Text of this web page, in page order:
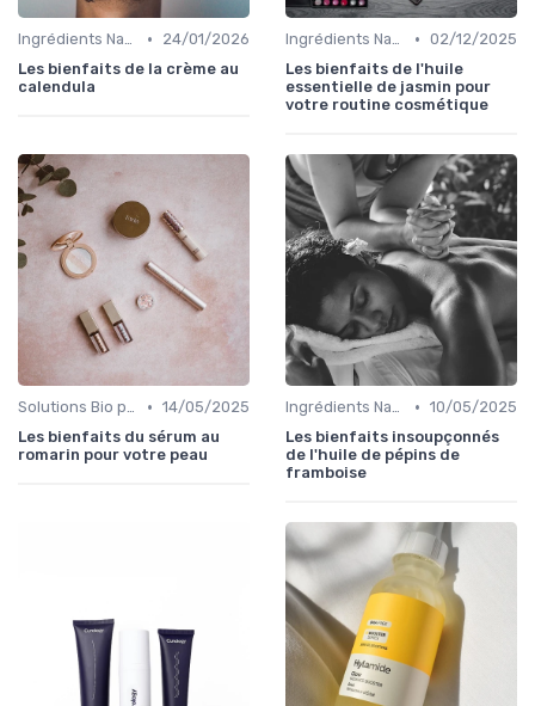
Ingrédients Naturels et Leurs Propriétés •
24/01/2026
Les bienfaits de la crème au
calendula
Ingrédients Naturels et Leurs Propriétés • 02/12/2025
Les bienfaits de l'huile
essentielle de jasmin pour
votre routine cosmétique
Solutions Bio pour Problèmes de Peau • 14/05/2025
Les bienfaits du sérum au
romarin pour votre peau
Ingrédients Naturels et Leurs Propriétés • 10/05/2025
Les bienfaits insoupçonnés
de l'huile de pépins de
framboise